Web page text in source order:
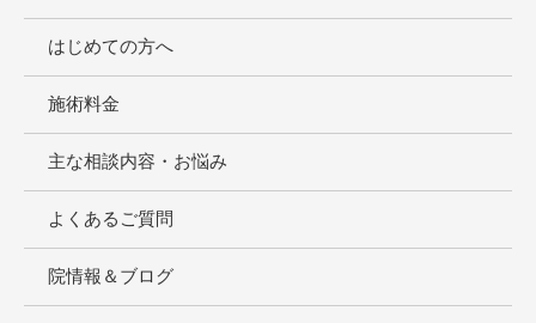
はじめての方へ
施術料金
主な相談内容・お悩み
よくあるご質問
院情報＆ブログ